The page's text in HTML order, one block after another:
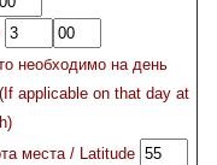
необходимо на день
applicable on that day at
места / Latitude